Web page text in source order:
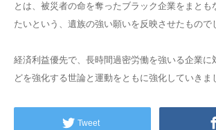
とは、被災者の命を奪ったブラック企業をまとも
たいという、遺族の強い願いを反映させたもので
経済利益優先で、長時間過密労働を強いる企業に
どを強化する世論と運動をともに強化していきま
Tweet